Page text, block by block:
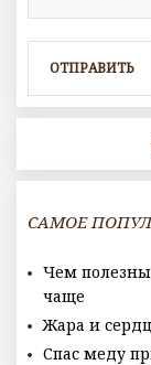
САМОЕ
Чем
чаще
Жара и
Спас меду